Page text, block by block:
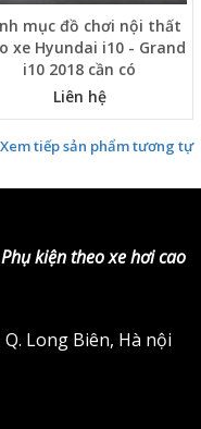
mục đồ chơi nội thất
xe Hyundai i10 - Grand
i10 2018 cần có
Liên hệ
Xem tiếp sản phẩm tương tự
kiện theo xe hơi cao
Q. Long Biên, Hà nội